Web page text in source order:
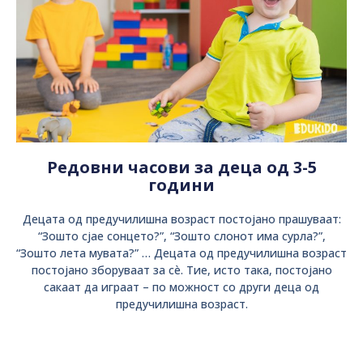
Редовни часови за деца од 3-5
години
Децата од предучилишна возраст постојано прашуваат:
“Зошто сјае сонцето?”, “Зошто слонот има сурла?”,
“Зошто лета мувата?” … Децата од предучилишна возраст
постојано зборуваат за сè. Тие, исто така, постојано
сакаат да играат – по можност со други деца од
предучилишна возраст.